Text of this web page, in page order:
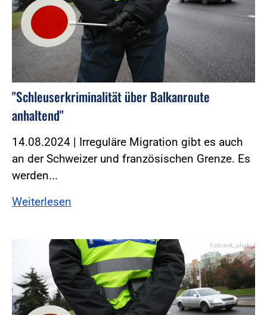
"Schleuserkriminalität über Balkanroute
anhaltend"
14.08.2024 | Irreguläre Migration gibt es auch
an der Schweizer und französischen Grenze. Es
werden...
Weiterlesen
Foto:mik_photo